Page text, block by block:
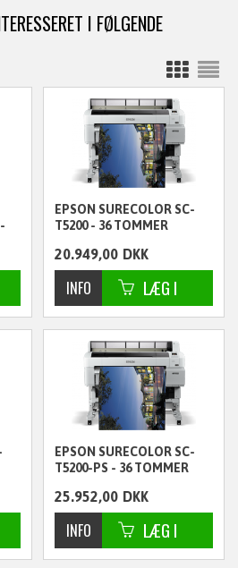
I FØLGENDE
EPSON SURECOLOR SC-
T5200 - 36 TOMMER
20.949,00 DKK
ekskl. moms
EPSON SURECOLOR SC-
T5200-PS - 36 TOMMER
25.952,00 DKK
ekskl. moms